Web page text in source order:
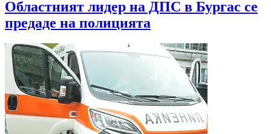
Областният лидер на ДПС в Бургас се
предаде на полицията